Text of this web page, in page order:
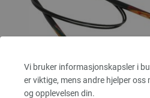
Vi bruker informasjonskapsler i
er viktige, mens andre hjelper
og opplevelsen din.